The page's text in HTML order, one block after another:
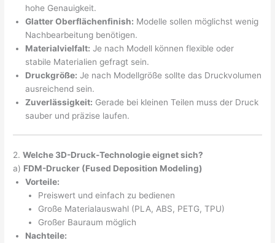
hohe Genauigkeit.
Glatter Oberflächenfinish: Modelle sollen möglichst wenig
Nachbearbeitung benötigen.
Materialvielfalt: Je nach Modell können flexible oder
stabile Materialien gefragt sein.
Druckgröße: Je nach Modellgröße sollte das Druckvolumen
ausreichend sein.
Zuverlässigkeit: Gerade bei kleinen Teilen muss der Druck
sauber und präzise laufen.
2.Welche 3D-Druck-Technologie eignet sich?
a) FDM-Drucker (Fused Deposition Modeling)
Vorteile:
Preiswert und einfach zu bedienen
Große Materialauswahl (PLA, ABS, PETG, TPU)
Großer Bauraum möglich
Nachteile: